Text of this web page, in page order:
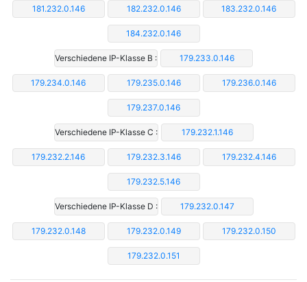
181.232.0.146 182.232.0.146 183.232.0.146
184.232.0.146
Verschiedene IP-Klasse B : 179.233.0.146
179.234.0.146 179.235.0.146 179.236.0.146
179.237.0.146
Verschiedene IP-Klasse C : 179.232.1.146
179.232.2.146 179.232.3.146 179.232.4.146
179.232.5.146
Verschiedene IP-Klasse D : 179.232.0.147
179.232.0.148 179.232.0.149 179.232.0.150
179.232.0.151